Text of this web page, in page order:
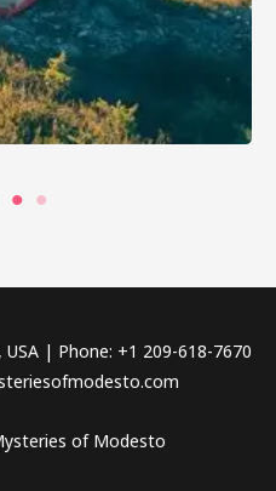
| Phone: +1 209-618-7670
of Modesto